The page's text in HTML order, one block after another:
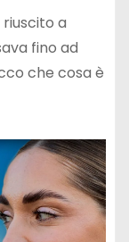
a
fino ad
che cosa è